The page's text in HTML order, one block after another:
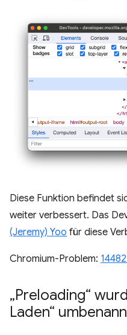
Diese Funktion befindet
weiter verbessert. Das
(Jeremy) Yoo für diese
Chromium-Problem:
„Preloading“
Laden“